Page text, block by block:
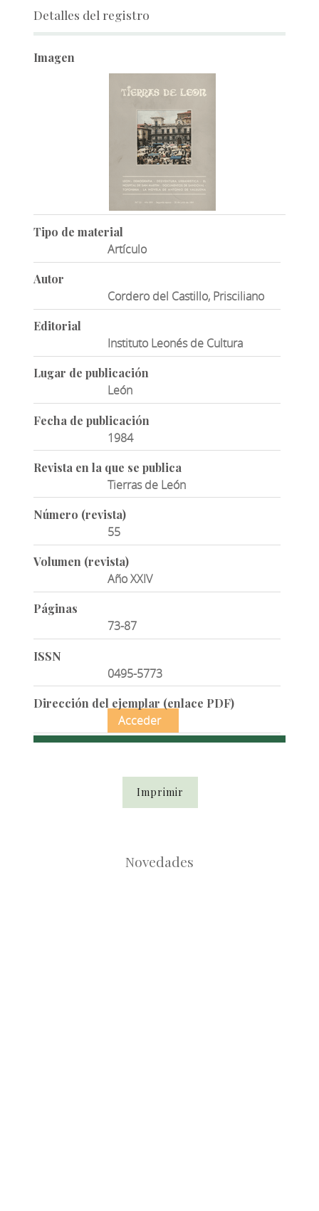
Detalles del registro
Imagen
Tipo de material
Artículo
Autor
Cordero del Castillo, Prisciliano
Editorial
Instituto Leonés de Cultura
Lugar de publicación
León
Fecha de publicación
1984
Revista en la que se publica
Tierras de León
Número (revista)
55
Volumen (revista)
Año XXIV
Páginas
73-87
ISSN
0495-5773
Dirección del ejemplar (enlace PDF)
Acceder
Imprimir
Novedades